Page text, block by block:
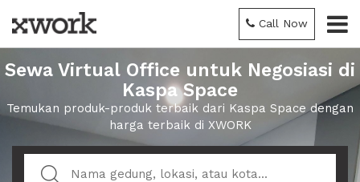
Call Now
Sewa Virtual Office untuk Negosiasi di
Kaspa Space
Temukan produk-produk terbaik dari Kaspa Space dengan
harga terbaik di XWORK